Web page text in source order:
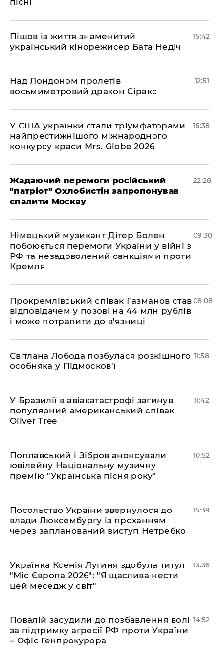
пісні
Пішов із життя знаменитий
український кінорежисер Бата Недіч
15:42
Над Лондоном пролетів
восьмиметровий дракон Сіракс
12:51
У США українки стали тріумфаторами
найпрестижнішого міжнародного
конкурсу краси Mrs. Globe 2026
15:38
Жадаючий перемоги російський
"патріот" Охлобистін запропонував
спалити Москву
22:28
Німецький музикант Дітер Болен
побоюється перемоги України у війні з
РФ та незадоволений санкціями проти
Кремля
09:30
​Прокремлівський співак Газманов став
відповідачем у позові на 44 млн рублів
і може потрапити до в'язниці
08:08
Світлана Лобода позбулася розкішного
особняка у Підмосков'ї
11:58
У Бразилії в авіакатастрофі загинув
популярний американський співак
Oliver Tree
11:42
Поплавський і Зібров анонсували
ювілейну Національну музичну
премію "Українська пісня року"
10:52
Посольство України звернулося до
влади Люксембургу із проханням
через запланований виступ Нетребко
15:39
Українка Ксенія Лугиня здобула титул
"Міс Європа 2026": "Я щаслива нести
цей меседж у світ"
13:36
Повалій засудили до позбавлення волі
за підтримку агресії РФ проти України
– Офіс Генпрокурора
14:52